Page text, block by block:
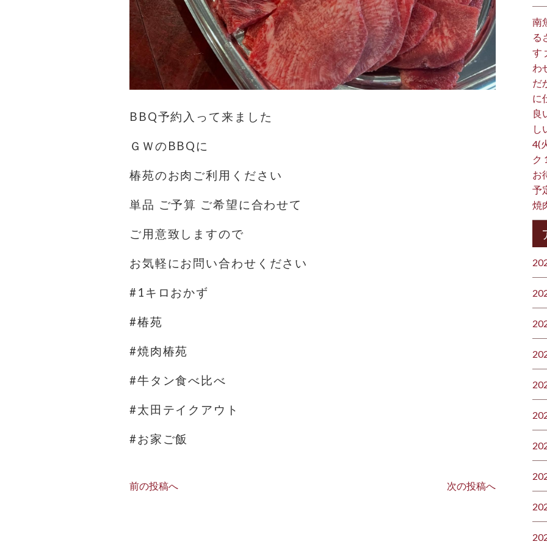
BBQ予約入って来ました
ＧＷのBBQに
椿苑のお肉ご利用ください
単品 ご予算 ご希望に合わせて
ご用意致しますので
お気軽にお問い合わせください
#1キロおかず
#椿苑
#焼肉椿苑
#牛タン食べ比べ
#太田テイクアウト
#お家ご飯
前の投稿へ 次の投稿へ
南
る
す
わ
だ
に
良
し
4(
ク
お
予
焼